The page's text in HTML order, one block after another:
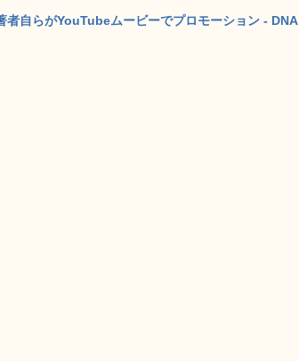
自らがYouTubeムービーでプロモーション - DNA